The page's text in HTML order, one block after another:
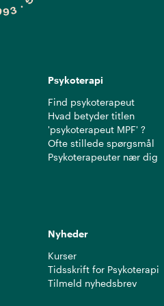
Psykoterapi
Find psykoterapeut
Hvad betyder titlen
'psykoterapeut MPF' ?
Ofte stillede spørgsmål
Psykoterapeuter nær dig
Nyheder
Kurser
Tidsskrift for Psykoterapi
Tilmeld nyhedsbrev